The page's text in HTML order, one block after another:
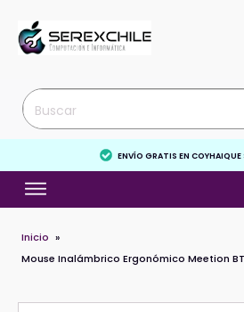
ENVÍO GRATIS EN
Inicio »
Mouse Inalámbrico Ergonómico Meetion